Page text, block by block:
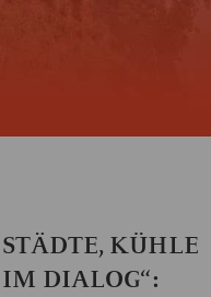
KÜHLE
DIALOG“: